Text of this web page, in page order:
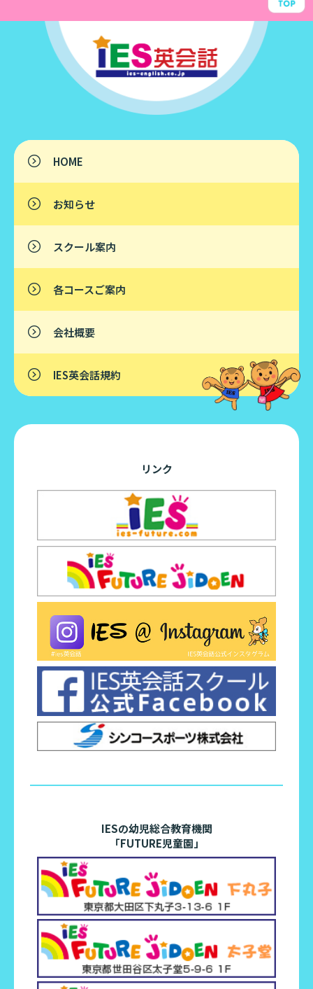
HOME
お知らせ
スクール案内
各コースご案内
会社概要
IES英会話規約
リンク
IESの幼児総合教育機関
「FUTURE児童園」